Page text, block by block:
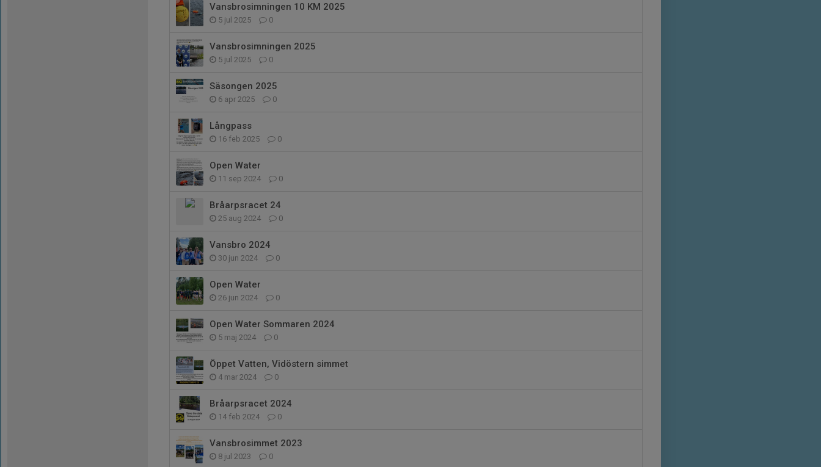
Vansbrosimningen 10 KM 2025
5 jul 2025 0
Vansbrosimningen 2025
5 jul 2025 0
Säsongen 2025
6 apr 2025 0
Långpass
16 feb 2025 0
Open Water
11 sep 2024 0
Bråarpsracet 24
25 aug 2024 0
Vansbro 2024
30 jun 2024 0
Open Water
26 jun 2024 0
Open Water Sommaren 2024
5 maj 2024 0
Öppet Vatten, Vidöstern simmet
4 mar 2024 0
Bråarpsracet 2024
14 feb 2024 0
Vansbrosimmet 2023
8 jul 2023 0